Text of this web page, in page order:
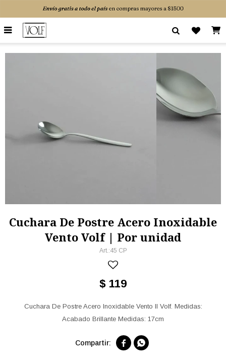

Cuchara De Postre Acero Inoxidable
Vento Volf | Por unidad
45 CP
$ 119
Cuchara De Postre Acero Inoxidable Vento II Volf. Medidas:
Acabado Brillante Medidas: 17cm
 